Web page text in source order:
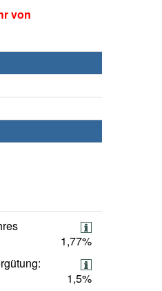
von
1,77%
1,5%